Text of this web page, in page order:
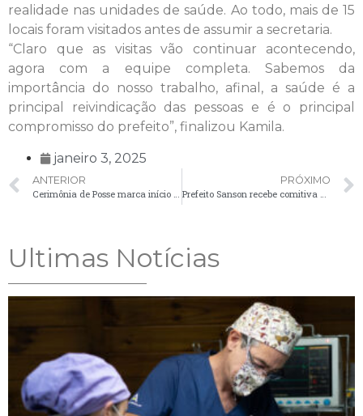
realidade nas unidades de saúde. Ao todo, mais de 15
locais foram visitados antes de assumir a secretaria.
“Claro que as visitas vão continuar acontecendo,
agora com a equipe completa. Sabemos da
importância do nosso trabalho, afinal, a saúde é a
principal reivindicação das pessoas e é o principal
compromisso do prefeito”, finalizou Kamila.
janeiro 3, 2025
ANTERIOR
PRÓXIMO
Ultimas Notícias